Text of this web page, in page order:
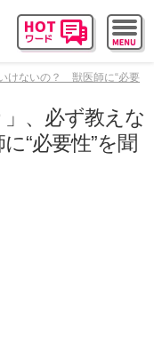
けないの？ 獣医師に“必要
、必ず教えな
“必要性”を聞